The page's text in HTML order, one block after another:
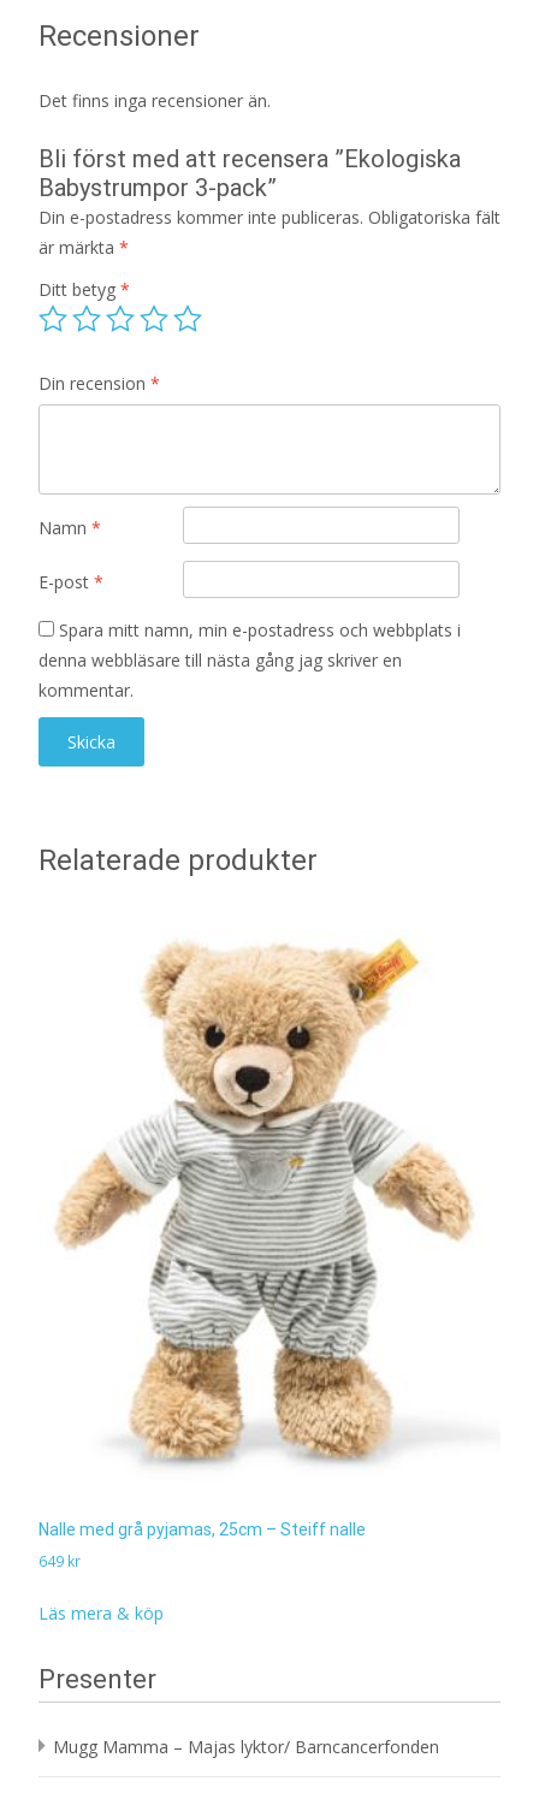
Recensioner
Det finns inga recensioner än.
Bli först med att recensera ”Ekologiska
Babystrumpor 3-pack”
Din e-postadress kommer inte publiceras. Obligatoriska fält
är märkta *
Ditt betyg *
Din recension *
Namn *
E-post *
Spara mitt namn, min e-postadress och webbplats i
denna webbläsare till nästa gång jag skriver en
kommentar.
Relaterade produkter
Nalle med grå pyjamas, 25cm – Steiff nalle
649 kr
Läs mera & köp
Presenter
Mugg Mamma – Majas lyktor/ Barncancerfonden